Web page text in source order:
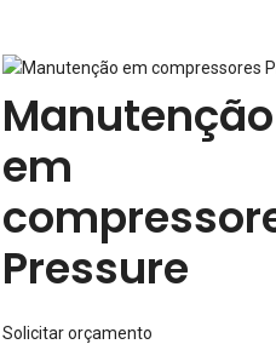
Manutenção
em
Pressure
Solicitar orçamento